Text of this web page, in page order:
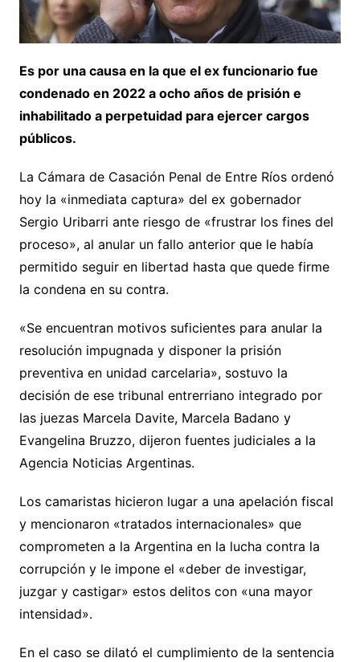
Es por una causa en la que el ex funcionario fue
condenado en 2022 a ocho años de prisión e
inhabilitado a perpetuidad para ejercer cargos
públicos.
La Cámara de Casación Penal de Entre Ríos ordenó
hoy la «inmediata captura» del ex gobernador
Sergio Uribarri ante riesgo de «frustrar los fines del
proceso», al anular un fallo anterior que le había
permitido seguir en libertad hasta que quede firme
la condena en su contra.
«Se encuentran motivos suficientes para anular la
resolución impugnada y disponer la prisión
preventiva en unidad carcelaria», sostuvo la
decisión de ese tribunal entrerriano integrado por
las juezas Marcela Davite, Marcela Badano y
Evangelina Bruzzo, dijeron fuentes judiciales a la
Agencia Noticias Argentinas.
Los camaristas hicieron lugar a una apelación fiscal
y mencionaron «tratados internacionales» que
comprometen a la Argentina en la lucha contra la
corrupción y le impone el «deber de investigar,
juzgar y castigar» estos delitos con «una mayor
intensidad».
En el caso se dilató el cumplimiento de la sentencia